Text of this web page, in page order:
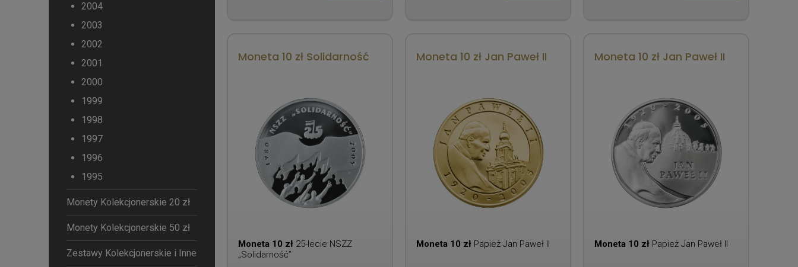
2004
2003
2002
2001
2000
1999
1998
1997
1996
1995
Monety Kolekcjonerskie 20 zł
Monety Kolekcjonerskie 50 zł
Zestawy Kolekcjonerskie i Inne
Moneta 10 zł Solidarność
Moneta 10 zł 25-lecie NSZZ
„Solidarność”
Moneta 10 zł Jan Paweł II
Moneta 10 zł Papież Jan Paweł II
Moneta 10 zł Jan Paweł II
Moneta 10 zł Papież Jan Paweł II